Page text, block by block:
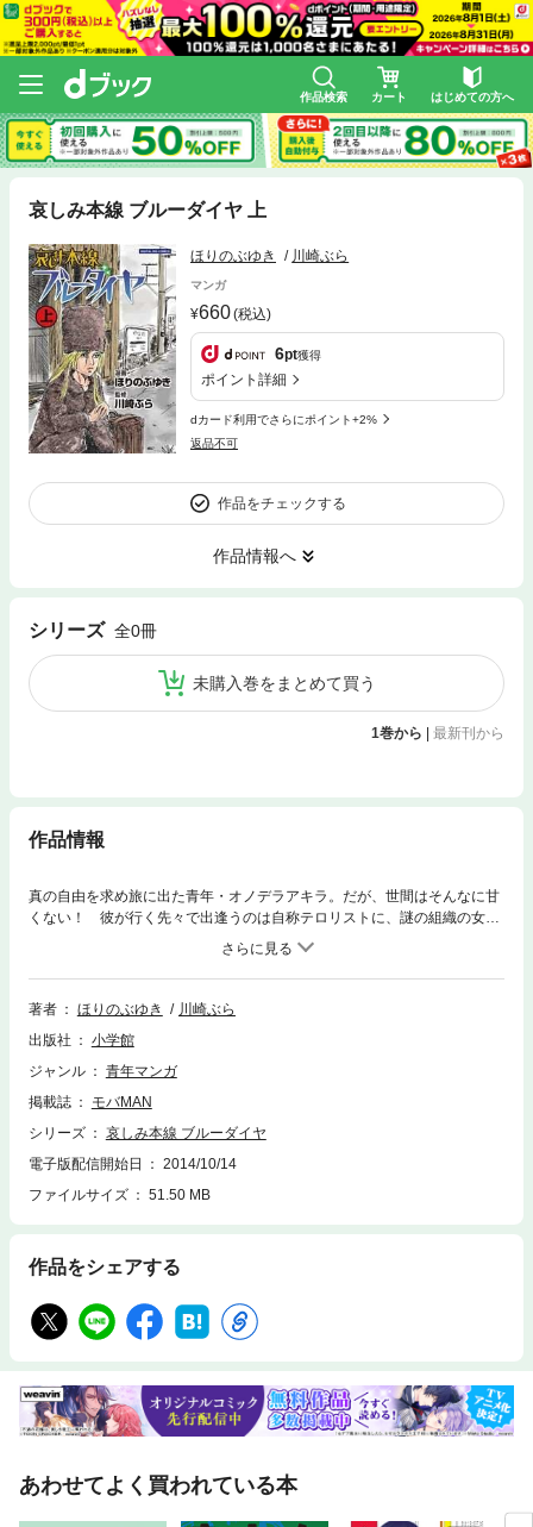
作品検索 カート はじめての方へ
哀しみ本線 ブルーダイヤ 上
ほりのぶゆき 川崎ぶら
マンガ
660(税込)
6pt獲得
ポイント詳細
dカード利用でさらにポイント+2%
返品不可
作品をチェックする
作品情報へ
シリーズ 全0冊
未購入巻をまとめて買う
1巻から 最新刊から
作品情報
真の自由を求め旅に出た青年・オノデラアキラ。だが、世間はそんなに甘
くない！ 彼が行く先々で出逢うのは自称テロリストに、謎の組織の女。
そして黒い“寅”！ 可笑しなヤツらの哀愁的ロードムービー・コメディ出
著者 ほりのぶゆき
川崎ぶら
出版社
小学館
ジャンル
青年マンガ
掲載誌
モバMAN
シリーズ
哀しみ本線 ブルーダイヤ
電子版配信開始日
2014/10/14
ファイルサイズ
51.50 MB
作品をシェアする
あわせてよく買われている本